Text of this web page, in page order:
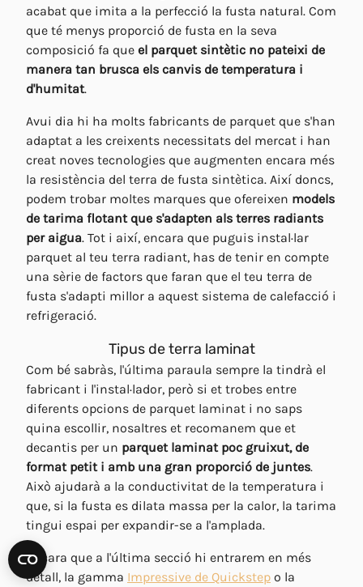
acabat que imita a la perfecció la fusta natural. Com
que té menys proporció de fusta en la seva
composició fa que el parquet sintètic no pateixi de
manera tan brusca els canvis de temperatura i
d'humitat.
Avui dia hi ha molts fabricants de parquet que s'han
adaptat a les creixents necessitats del mercat i han
creat noves tecnologies que augmenten encara més
la resistència del terra de fusta sintètica. Així doncs,
podem trobar moltes marques que ofereixen models
de tarima flotant que s'adapten als terres radiants
per aigua. Tot i així, encara que puguis instal·lar
parquet al teu terra radiant, has de tenir en compte
una sèrie de factors que faran que el teu terra de
fusta s'adapti millor a aquest sistema de calefacció i
refrigeració.
Tipus de terra laminat
Com bé sabràs, l'última paraula sempre la tindrà el
fabricant i l'instal·lador, però si et trobes entre
diferents opcions de parquet laminat i no saps
quina escollir, nosaltres et recomanem que et
decantis per un parquet laminat poc gruixut, de
format petit i amb una gran proporció de juntes.
Això ajudarà a la conductivitat de la temperatura i
que, si la fusta es dilata massa per la calor, la tarima
tingui espai per expandir-se a l'amplada.
Encara que a l'última secció hi entrarem en més
detall, la gamma Impressive de Quickstep o la